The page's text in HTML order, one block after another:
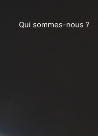
Qui sommes-nous ?